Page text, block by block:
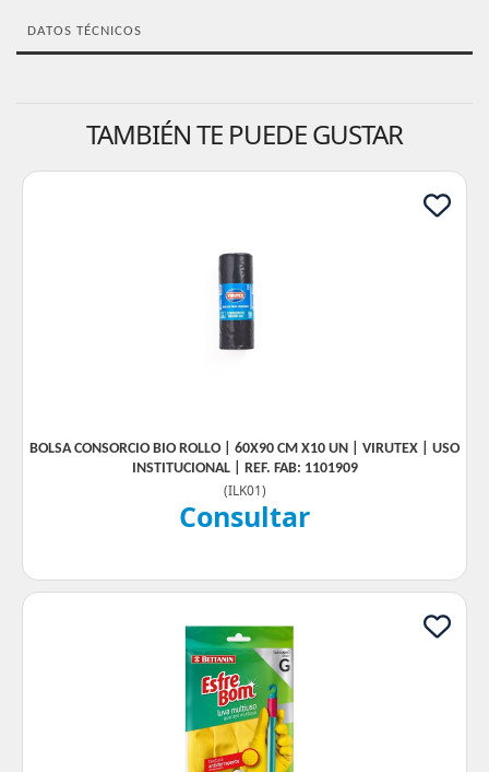
DATOS TÉCNICOS
TAMBIÉN TE PUEDE GUSTAR
BOLSA CONSORCIO BIO ROLLO | 60X90 CM X10 UN | VIRUTEX | USO
INSTITUCIONAL | REF. FAB: 1101909
(ILK01)
Consultar